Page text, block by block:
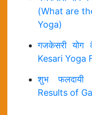
(What are
Yoga)
गजकेसरी
Kesari Yoga
शुभ फलदायी
Results of